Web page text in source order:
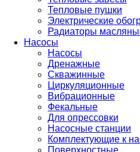
Тепловые пушки
Электрические
Радиаторы
Насосы
Насосы
Дренажные
Скважинные
Циркуляционные
Вибрационные
Фекальные
Для опрессовки
Насосные станции
Комплектующие к